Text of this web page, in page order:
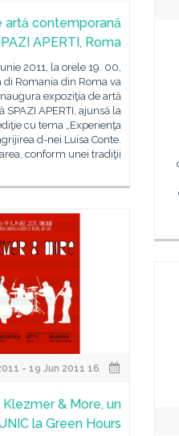
artă contemporană
APERTI, Roma
2011, la orele 19. 00,
di Romania din Roma va
expoziţia de artă
SPAZI APERTI, ajunsă la
cu tema „Experienţa
d-nei Luisa Conte.
conform unei tradiţii
& More, un
la Green Hours